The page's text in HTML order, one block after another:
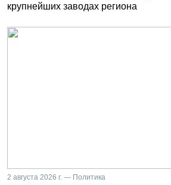
крупнейших заводах региона
2 августа 2026 г. — Политика